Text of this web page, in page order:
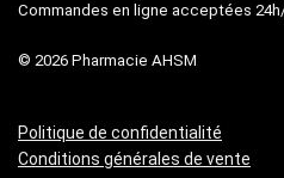
Commandes en ligne acceptées
© 2026 Pharmacie AHSM
Politique de confidentialité
Conditions générales de vente